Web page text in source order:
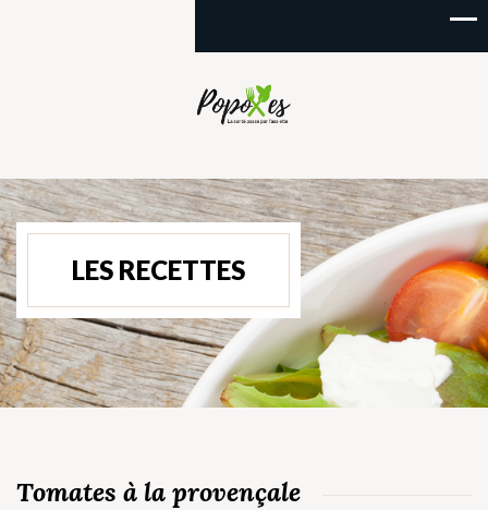
LES RECETTES
Tomates à la provençale